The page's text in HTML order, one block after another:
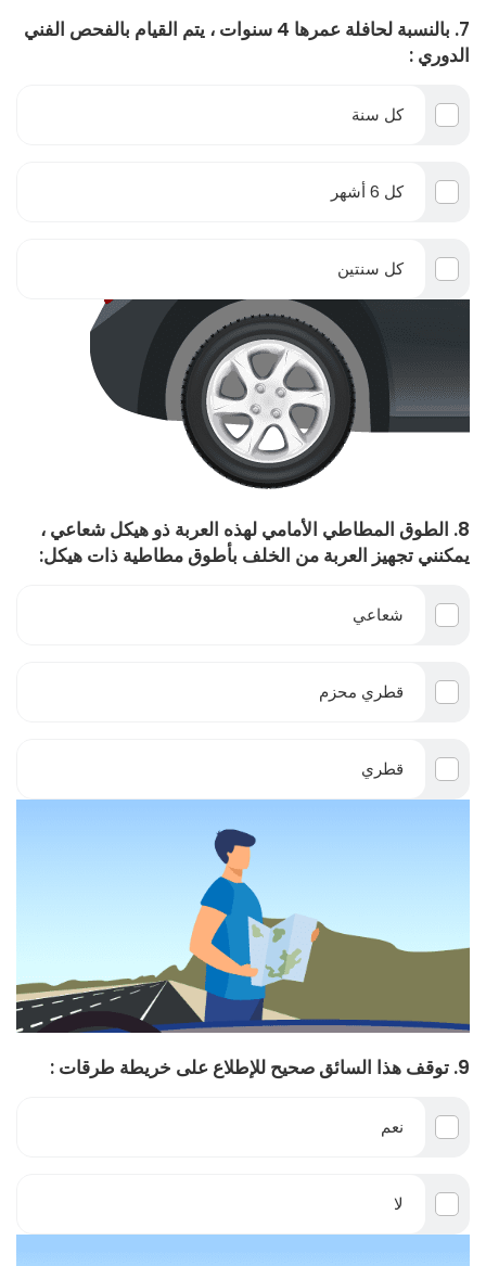
7. بالنسبة لحافلة عمرها 4 سنوات ، يتم القيام بالفحص الفني
الدوري :
كل سنة
كل 6 أشهر
كل سنتين
8. الطوق المطاطي الأمامي لهذه العربة ذو هيكل شعاعي ،
يمكنني تجهيز العربة من الخلف بأطوق مطاطية ذات هيكل:
شعاعي
قطري محزم
قطري
9. توقف هذا السائق صحيح للإطلاع على خريطة طرقات :
نعم
لا